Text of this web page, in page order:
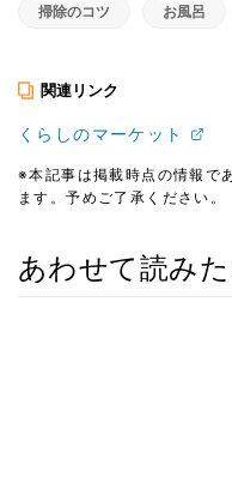
掃除のコツ お風呂
関連リンク
くらしのマーケット
※本記事は掲載時点の情報で
ます。予めご了承ください。
あわせて読み